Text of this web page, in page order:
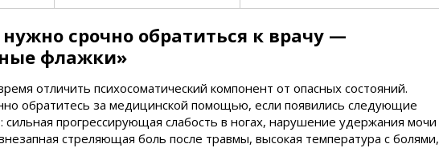
нужно срочно обратиться к врачу —
флажки»
отличить психосоматический компонент от опасных состояний.
обратитесь за медицинской помощью, если появились следующие
сильная прогрессирующая слабость в ногах, нарушение удержания мочи
стреляющая боль после травмы, высокая температура с болями,